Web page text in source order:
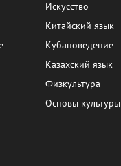
Искусство
Китайский язык
Кубановедение
Казахский язык
Физкультура
Основы культуры